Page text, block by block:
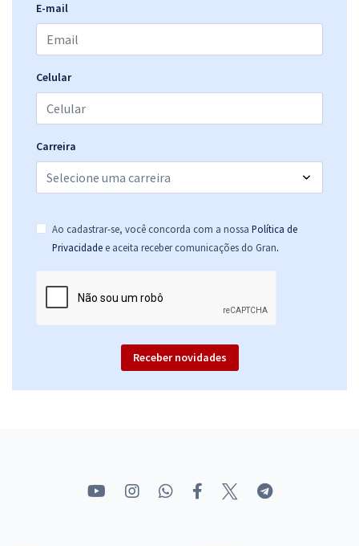
E-mail
Celular
Carreira
Ao cadastrar-se, você concorda com a nossa Política de
Privacidade e aceita receber comunicações do Gran.
Receber novidades